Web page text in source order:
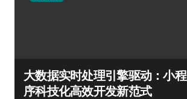
大数据实时处理引擎驱动：小程
序科技化高效开发新范式